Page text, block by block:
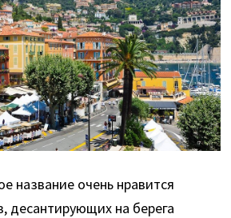
название очень нравится
десантирующих на берега